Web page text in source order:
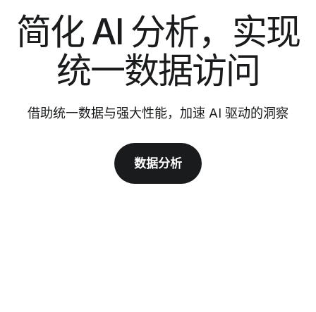
简化 AI 分析，实现
统一数据访问
借助统一数据与强大性能，加速 AI 驱动的洞察
数据分析